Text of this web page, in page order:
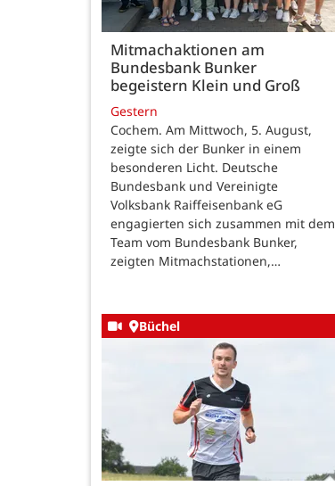
Mitmachaktionen am
Bundesbank Bunker
begeistern Klein und Groß
Gestern
Cochem. Am Mittwoch, 5. August,
zeigte sich der Bunker in einem
besonderen Licht. Deutsche
Bundesbank und Vereinigte
Volksbank Raiffeisenbank eG
engagierten sich zusammen mit dem
Team vom Bundesbank Bunker,
zeigten Mitmachstationen,…
Büchel